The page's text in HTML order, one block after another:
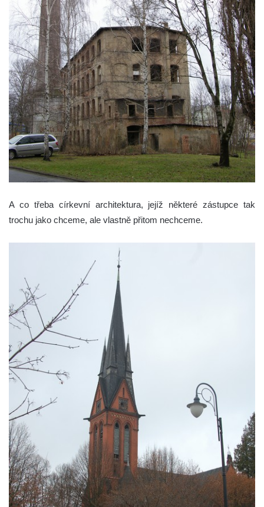
A co třeba církevní architektura, jejíž některé zástupce tak
trochu jako chceme, ale vlastně přitom nechceme.